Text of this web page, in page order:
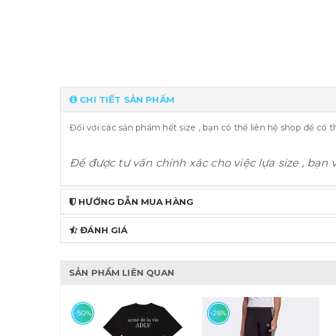
CHI TIẾT SẢN PHẨM
Đối với các sản phẩm hết size , bạn có thể liên hệ shop để có
Để được tư vấn chính xác cho việc lựa size , bạn
HƯỚNG DẪN MUA HÀNG
ĐÁNH GIÁ
SẢN PHẨM LIÊN QUAN
-50% -26%